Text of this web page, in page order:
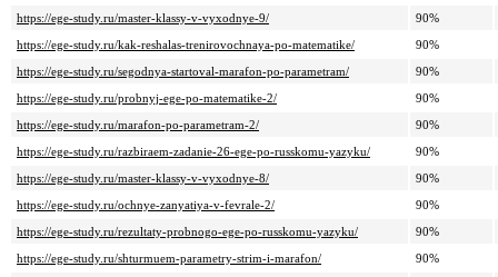
https://ege-study.ru/master-klassy-v-vyxodnye-9/
90%
https://ege-study.ru/kak-reshalas-trenirovochnaya-po-matematike/
90%
https://ege-study.ru/segodnya-startoval-marafon-po-parametram/
90%
https://ege-study.ru/probnyj-ege-po-matematike-2/
90%
https://ege-study.ru/marafon-po-parametram-2/
90%
https://ege-study.ru/razbiraem-zadanie-26-ege-po-russkomu-yazyku/
90%
https://ege-study.ru/master-klassy-v-vyxodnye-8/
90%
https://ege-study.ru/ochnye-zanyatiya-v-fevrale-2/
90%
https://ege-study.ru/rezultaty-probnogo-ege-po-russkomu-yazyku/
90%
https://ege-study.ru/shturmuem-parametry-strim-i-marafon/
90%